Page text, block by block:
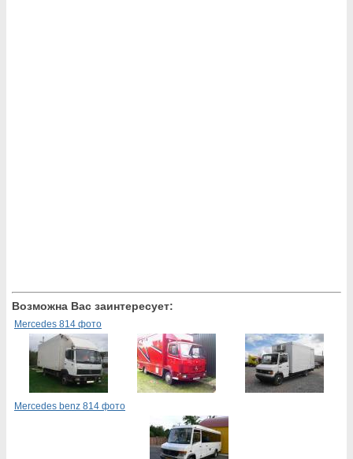
Возможна Вас заинтересует:
Mercedes 814 фото
Mercedes benz 814 фото